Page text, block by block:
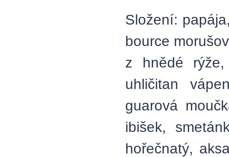
Složení:
bource
z hnědé rýže,
uhličitan
guarová
ibišek,
hořečnatý,